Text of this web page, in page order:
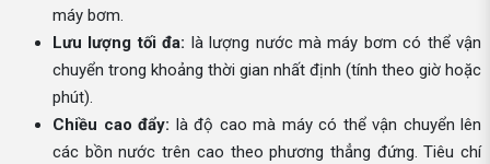
máy bơm.
Lưu lượng tối đa: là lượng nước mà máy bơm có thể vận
chuyển trong khoảng thời gian nhất định (tính theo giờ hoặc
phút).
Chiều cao đẩy: là độ cao mà máy có thể vận chuyển lên
các bồn nước trên cao theo phương thẳng đứng. Tiêu chí